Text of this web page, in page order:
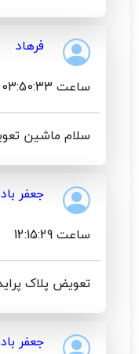
فرهاد
ساعت 03:50:33
سلام ماشین
جعفر
ساعت 12:15:29
تعویض پلاک
جعفر